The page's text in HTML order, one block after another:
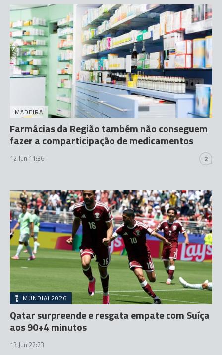
MADEIRA
Farmácias da Região também não conseguem
fazer a comparticipação de medicamentos
12 Jun 11:36 2
MUNDIAL2026
Qatar surpreende e resgata empate com Suíça
aos 90+4 minutos
13 Jun 22:23